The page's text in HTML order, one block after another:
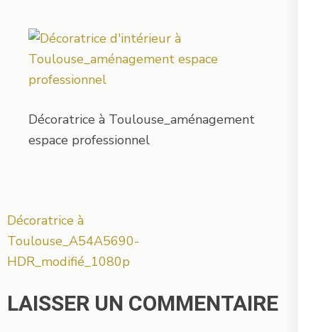
Décoratrice à Toulouse_aménagement
espace professionnel
Navigation
de
l’article
Décoratrice à
Toulouse_A54A5690-
HDR_modifié_1080p
LAISSER UN COMMENTAIRE